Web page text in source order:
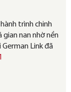
trình chinh
gian nan nhờ nền
Link đã